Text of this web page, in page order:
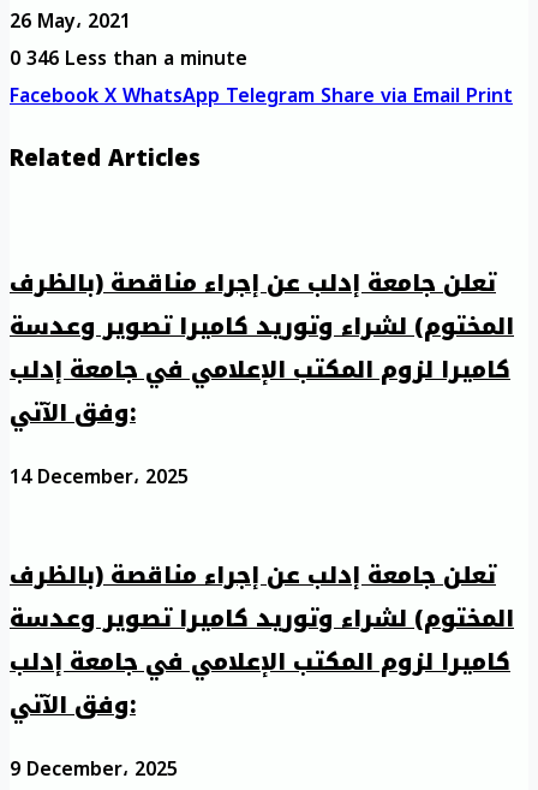
26 May، 2021
0346Less than a minute
FacebookXWhatsAppTelegramShare via EmailPrint
Related Articles
تعلن جامعة إدلب عن إجراء مناقصة (بالظرف
المختوم) لشراء وتوريد كاميرا تصوير وعدسة
كاميرا لزوم المكتب الإعلامي في جامعة إدلب
وفق الآتي:
14 December، 2025
تعلن جامعة إدلب عن إجراء مناقصة (بالظرف
المختوم) لشراء وتوريد كاميرا تصوير وعدسة
كاميرا لزوم المكتب الإعلامي في جامعة إدلب
وفق الآتي:
9 December، 2025